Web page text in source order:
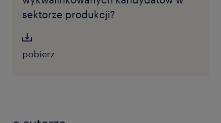
sektorze produkcji?
pobierz